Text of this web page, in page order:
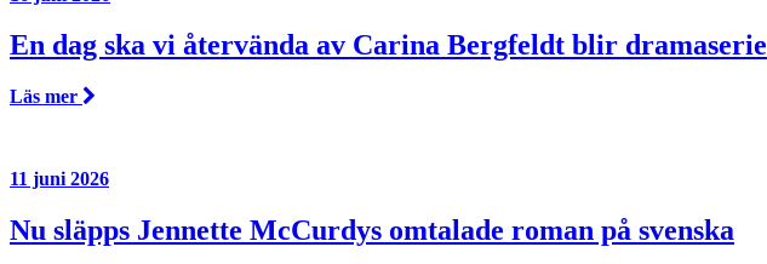
En dag ska vi återvända av Carina Bergfeldt blir dramaserie
Läs mer
11 juni 2026
Nu släpps Jennette McCurdys omtalade roman på svenska